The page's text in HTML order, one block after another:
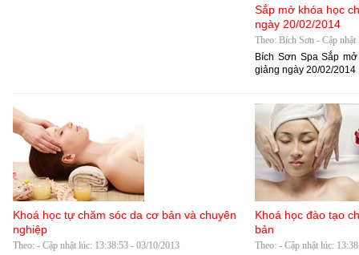
Sắp mở khóa học
ngày 20/02/2014
Theo: Bích Sơn - Cập
Bích Sơn Spa Sắp
giảng ngày 20/02/2014
Khoá học tự chăm sóc da cơ bản và chuyên
nghiệp
Theo: - Cập nhật lúc: 13:38:53 - 03/10/2013
Khoá học đào tạo
bản
Theo: - Cập nhật lúc: